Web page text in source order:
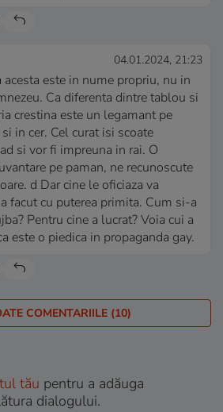
04.01.2024, 21:23
acesta este in nume propriu, nu in
Ca diferenta dintre tablou si
crestina este un legamant pe
in cer. Cel curat isi scoate
si vor fi impreuna in rai. O
pe paman, ne recunoscute
d Dar cine le oficiaza va
facut cu puterea primita. Cum si-a
Pentru cine a lucrat? Voia cui a
este o piedica in propaganda gay.
COMENTARIILE (10)
tău pentru a adăuga
dialogului.